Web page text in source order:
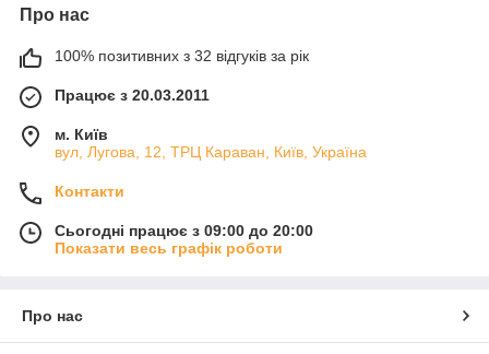
Про нас
100% позитивних з 32 відгуків за рік
Працює з 20.03.2011
м. Київ
вул, Лугова, 12, ТРЦ Караван, Київ, Україна
Контакти
Сьогодні працює з 09:00 до 20:00
Показати весь графік роботи
Про нас